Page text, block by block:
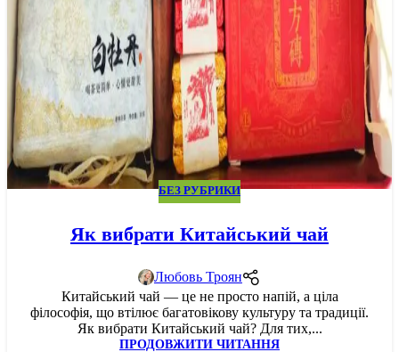
БЕЗ РУБРИКИ
Як вибрати Китайський чай
Любовь Троян
Китайський чай — це не просто напій, а ціла
філософія, що втілює багатовікову культуру та традиції.
Як вибрати Китайський чай? Для тих,...
ПРОДОВЖИТИ ЧИТАННЯ